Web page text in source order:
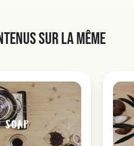
sur la même